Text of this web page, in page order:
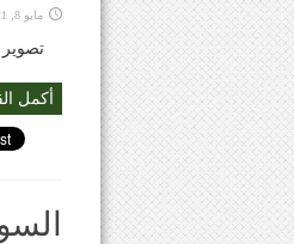
مايو 8, 2021
أكمل